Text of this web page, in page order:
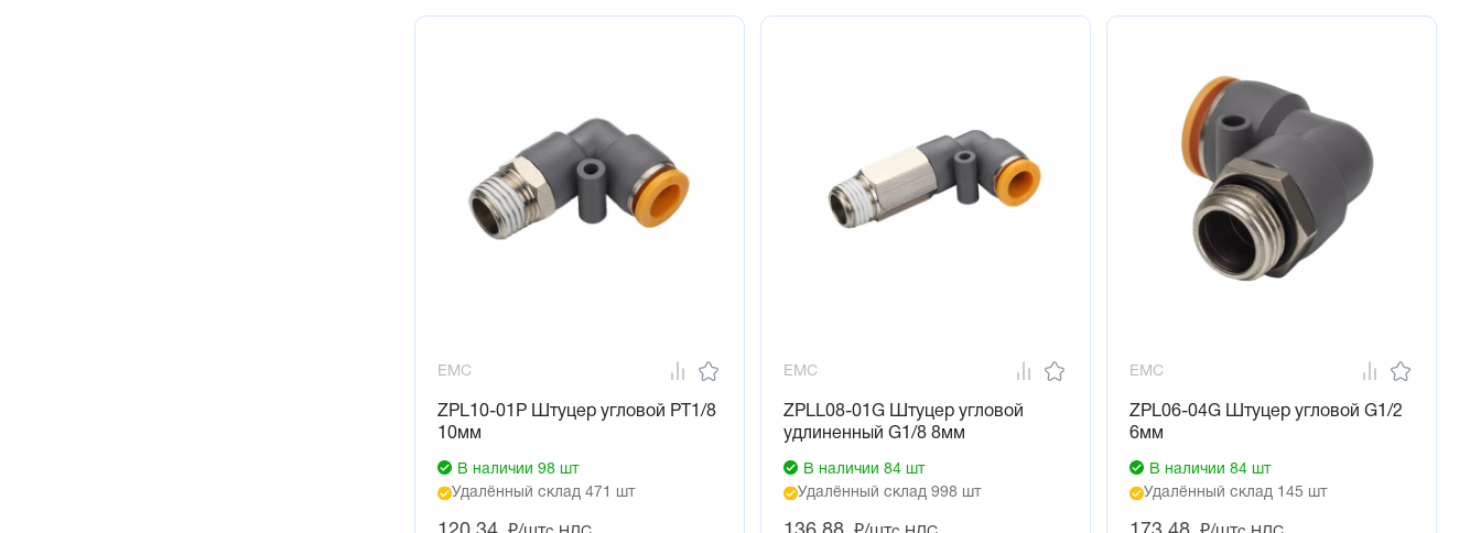
EMC
ZPL10-01P Штуцер угловой PT1/8
10мм
В наличии 98 шт
Удалённый склад 471 шт
EMC
ZPLL08-01G Штуцер угловой
удлиненный G1/8 8мм
В наличии 84 шт
Удалённый склад 998 шт
EMC
ZPL06-04G Штуцер угловой G1/2
6мм
В наличии 84 шт
Удалённый склад 145 шт